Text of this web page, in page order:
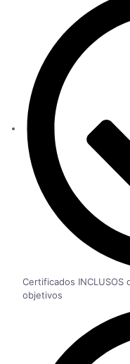
Certificados
objetivos